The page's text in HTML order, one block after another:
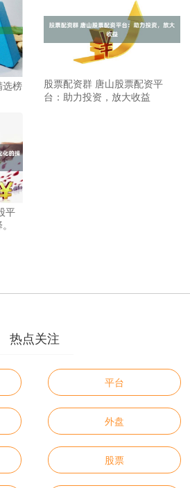
选榜
股票配资群 唐山股票配资平
台：助力投资，放大收益
平
热点关注
平台
外盘
股票